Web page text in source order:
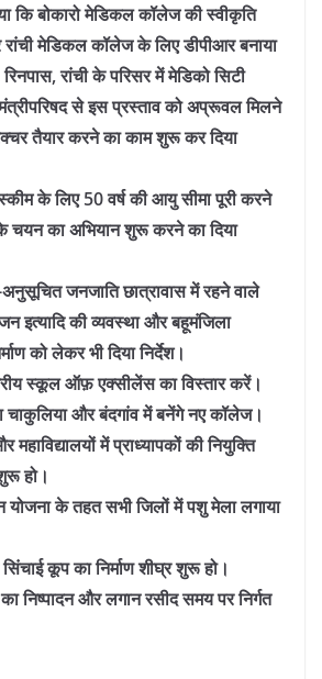
कि बोकारो मेडिकल कॉलेज की स्वीकृति
मेडिकल कॉलेज के लिए डीपीआर बनाया
रांची के परिसर में मेडिको सिटी
से इस प्रस्ताव को अप्रूवल मिलने
तैयार करने का काम शुरू कर दिया
के लिए 50 वर्ष की आयु सीमा पूरी करने
चयन का अभियान शुरू करने का दिया
जनजाति छात्रावास में रहने वाले
इत्यादि की व्यवस्था और बहूमंजिला
को लेकर भी दिया निर्देश।
स्कूल ऑफ़ एक्सीलेंस का विस्तार करें।
चाकुलिया और बंदगांव में बनेंगे नए कॉलेज।
महाविद्यालयों में प्राध्यापकों की नियुक्ति
हो।
योजना के तहत सभी जिलों में पशु मेला लगाया
कूप का निर्माण शीघ्र शुरू हो।
निष्पादन और लगान रसीद समय पर निर्गत